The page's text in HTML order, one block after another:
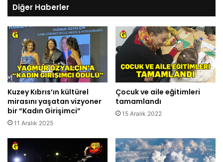
Diğer Haberler
Kuzey Kıbrıs’ın kültürel
mirasını yaşatan vizyoner
bir “Kadın Girişimci”
11 Aralık 2025
Çocuk ve aile eğitimleri
tamamlandı
15 Aralık 2022